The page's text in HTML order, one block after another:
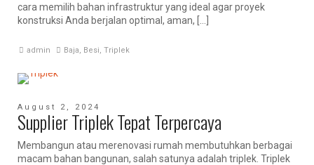
cara memilih bahan infrastruktur yang ideal agar proyek
konstruksi Anda berjalan optimal, aman, […]
admin Baja, Besi,Triplek
August 2, 2024
Supplier Triplek Tepat Terpercaya
Membangun atau merenovasi rumah membutuhkan berbagai
macam bahan bangunan, salah satunya adalah triplek. Triplek